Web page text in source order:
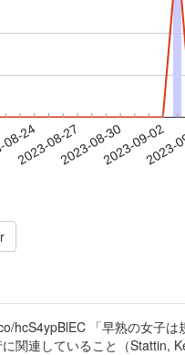
24
2023-08-272023-08-302023-09-02
hcS4ypBlEC 「早熟の女子
関連していること（Stattin,